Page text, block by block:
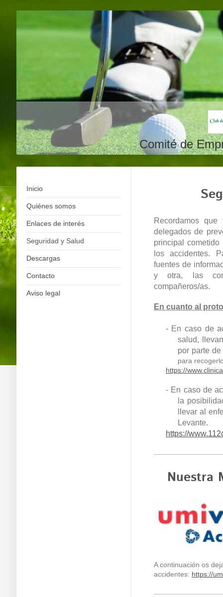
Comité de
Inicio
Quiénes somos
Enlaces de interés
Seguridad y Salud
Descargas
Contacto
Aviso legal
Recordamos
delegados de
principal
los accidentes.
fuentes de
y otra, las
compañeros/as.
En cuanto al
- En caso de
salud,
por parte
para
https://
- En caso de
la
llevar al
Levante.
https://
Nuestra
A continuación os
accidentes: https://